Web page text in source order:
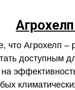
Агрохелп
что Агрохелп –
доступным